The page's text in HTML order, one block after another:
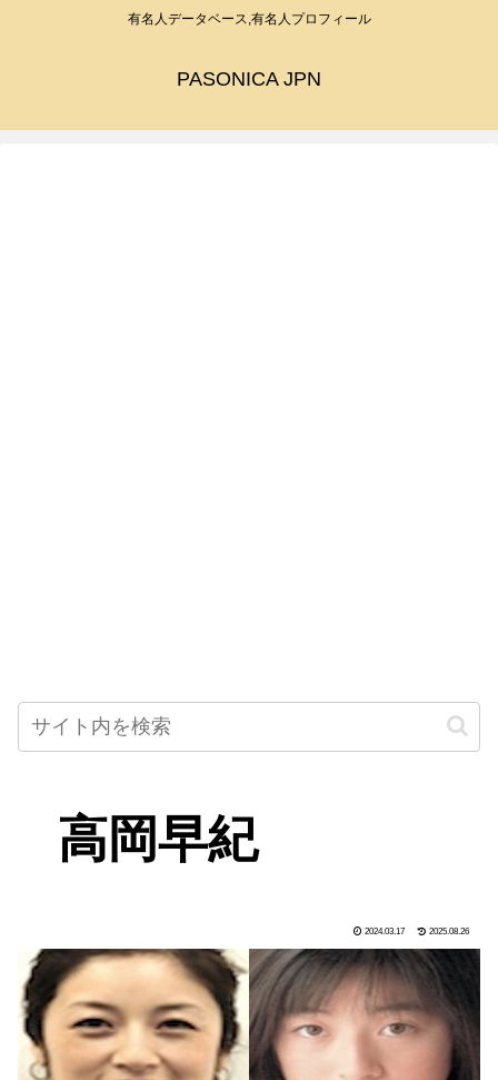
有名人データベース,有名人プロフィール
PASONICA JPN
高岡早紀
2024.03.17 2025.08.26